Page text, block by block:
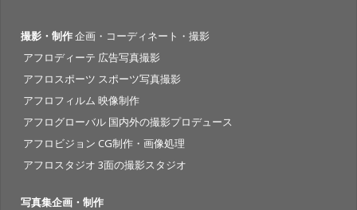
撮影・制作企画・コーディネート・撮影
アフロディーテ 広告写真撮影
アフロスポーツ スポーツ写真撮影
アフロフィルム 映像制作
アフログローバル 国内外の撮影プロデュース
アフロビジョン CG制作・画像処理
アフロスタジオ 3面の撮影スタジオ
写真集企画・制作